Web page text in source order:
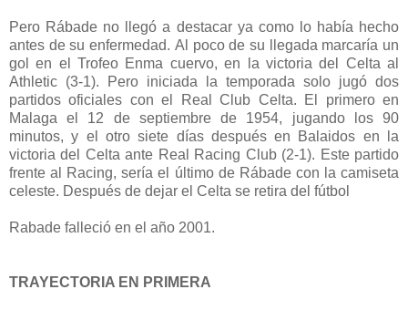
Pero Rábade no llegó a destacar ya como lo había hecho
antes de su enfermedad. Al poco de su llegada marcaría un
gol en el Trofeo Enma cuervo, en la victoria del Celta al
Athletic (3-1). Pero iniciada la temporada solo jugó dos
partidos oficiales con el Real Club Celta. El primero en
Malaga el 12 de septiembre de 1954, jugando los 90
minutos, y el otro siete días después en Balaidos en la
victoria del Celta ante Real Racing Club (2-1). Este partido
frente al Racing, sería el último de Rábade con la camiseta
celeste. Después de dejar el Celta se retira del fútbol
Rabade falleció en el año 2001.
TRAYECTORIA EN PRIMERA